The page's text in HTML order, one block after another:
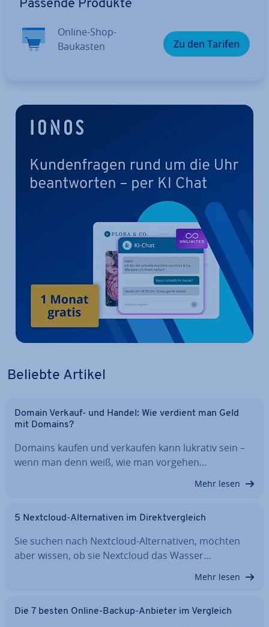
Passende Produkte
Online-Shop-
Baukasten
Zu den Tarifen
Beliebte Artikel
Domain Verkauf- und Handel: Wie verdient man Geld
mit Domains?
Domains kaufen und verkaufen kann lukrativ sein –
wenn man denn weiß, wie man vorgehen…
Mehr lesen
5 Nextcloud-Al­ter­na­ti­ven im Di­rekt­ver­gleich
Sie suchen nach Nextcloud-Al­ter­na­ti­ven, möchten
aber wissen, ob sie Nextcloud das Wasser…
Mehr lesen
Die 7 besten Online-Backup-Anbieter im Vergleich